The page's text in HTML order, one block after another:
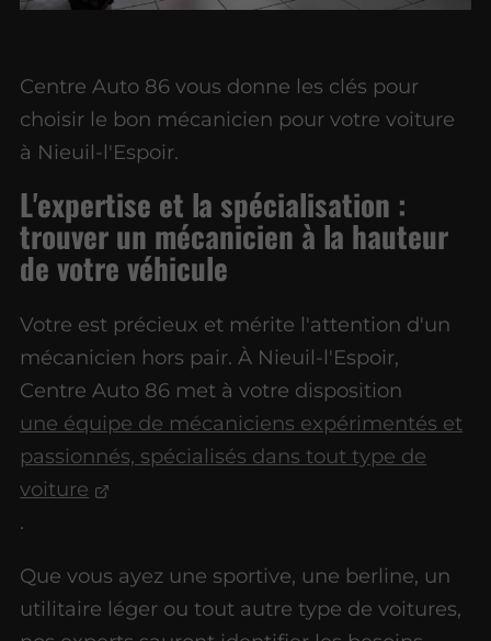
Centre Auto 86 vous donne les clés pour
choisir le bon mécanicien pour votre voiture
à Nieuil-l'Espoir.
L'expertise et la spécialisation :
trouver un mécanicien à la hauteur
de votre véhicule
Votre est précieux et mérite l'attention d'un
mécanicien hors pair. À Nieuil-l'Espoir,
Centre Auto 86 met à votre disposition
une équipe de mécaniciens expérimentés et
passionnés, spécialisés dans tout type de
voiture
.
Que vous ayez une sportive, une berline, un
utilitaire léger ou tout autre type de voitures,